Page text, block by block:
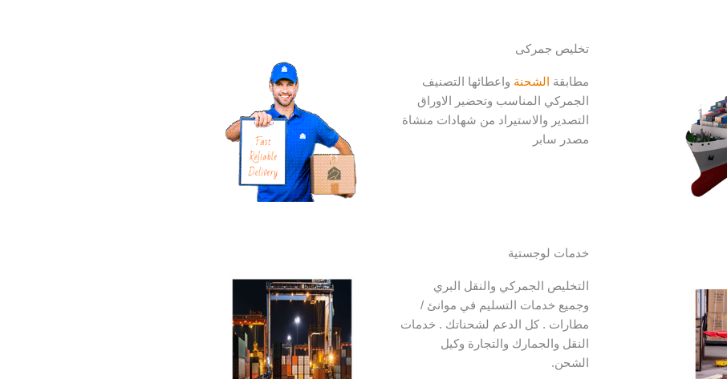
تخليص جمركى
مطابقة الشحنة واعطائها التصنيف
الجمركي المناسب وتحضير الاوراق
التصدير والاستيراد من شهادات منشاة
مصدر سابر
خدمات لوجستية
التخليص الجمركي والنقل البري
وجميع خدمات التسليم في موانئ /
مطارات . كل الدعم لشحناتك . خدمات
النقل والجمارك والتجارة وكيل
الشحن.